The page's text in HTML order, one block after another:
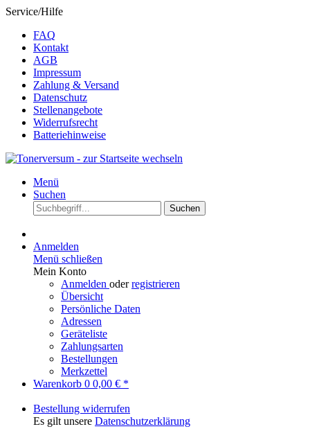
Service/Hilfe
FAQ
Kontakt
AGB
Impressum
Zahlung & Versand
Datenschutz
Stellenangebote
Widerrufsrecht
Batteriehinweise
Menü
Suchen
Suchen
Anmelden
Menü schließen
Mein Konto
Anmelden oderregistrieren
Übersicht
Persönliche Daten
Adressen
Geräteliste
Zahlungsarten
Bestellungen
Merkzettel
Warenkorb 0 0,00 € *
Bestellung widerrufen
Es gilt unsere Datenschutzerklärung